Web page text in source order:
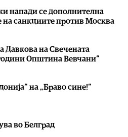
напади се дополнителна
на санкциите против Москва
Давкова на Свечената
Општина Вевчани“
на „Браво сине!“
во Белград